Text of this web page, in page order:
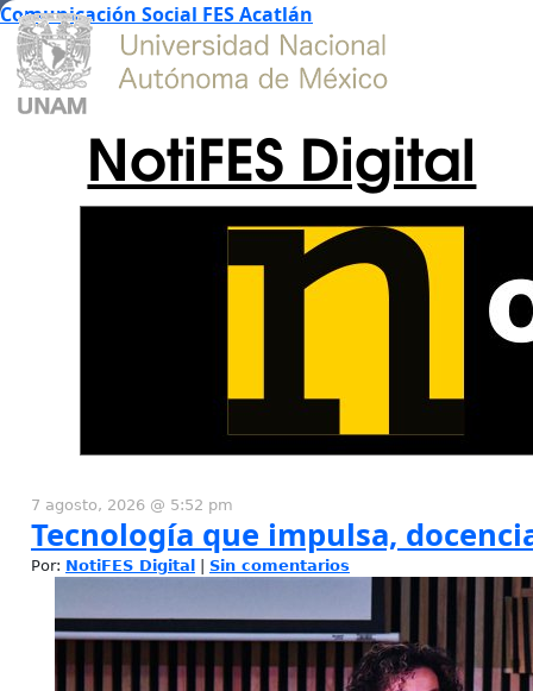
Comunicación Social FES Acatlán
NotiFES Digital
7 agosto, 2026 @ 5:52 pm
Tecnología que impulsa,
Por: NotiFES Digital Sin comentarios